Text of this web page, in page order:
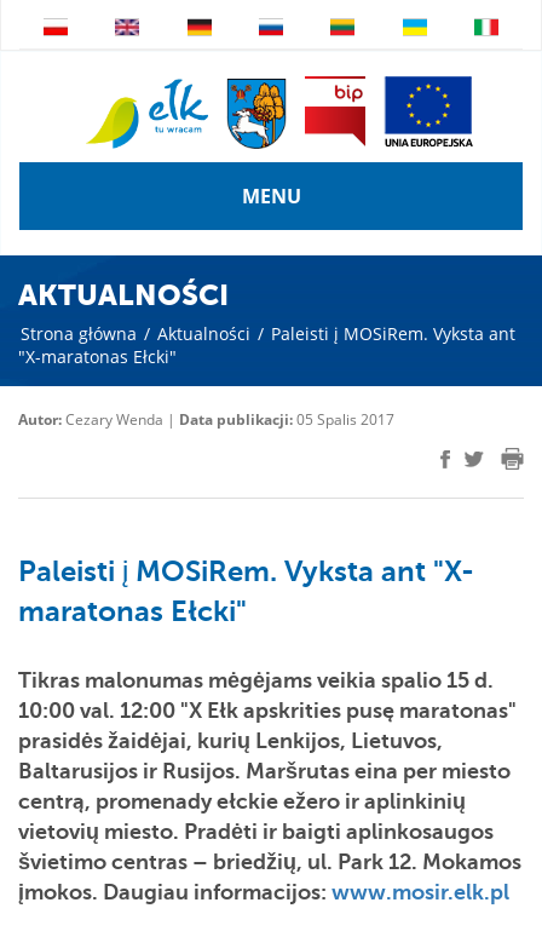
MENU
AKTUALNOŚCI
Strona główna / Aktualności / Paleisti į MOSiRem. Vyksta ant
"X-maratonas Ełcki"
Autor:Cezary Wenda | Data publikacji:05 Spalis 2017
Paleisti į MOSiRem. Vyksta ant "X-
maratonas Ełcki"
Tikras malonumas mėgėjams veikia spalio 15 d.
10:00 val. 12:00 "X Ełk apskrities pusę maratonas"
prasidės žaidėjai, kurių Lenkijos, Lietuvos,
Baltarusijos ir Rusijos. Maršrutas eina per miesto
centrą, promenady ełckie ežero ir aplinkinių
vietovių miesto. Pradėti ir baigti aplinkosaugos
švietimo centras – briedžių, ul. Park 12. Mokamos
įmokos. Daugiau informacijos: www.mosir.elk.pl